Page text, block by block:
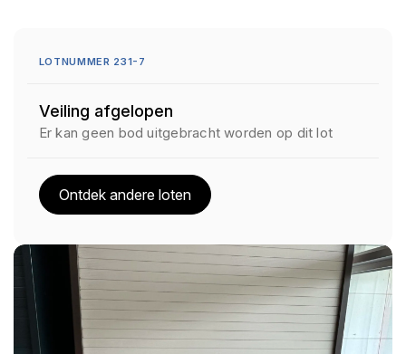
LOTNUMMER 231-7
Veiling afgelopen
Er kan geen bod uitgebracht worden op dit lot
Ontdek andere loten